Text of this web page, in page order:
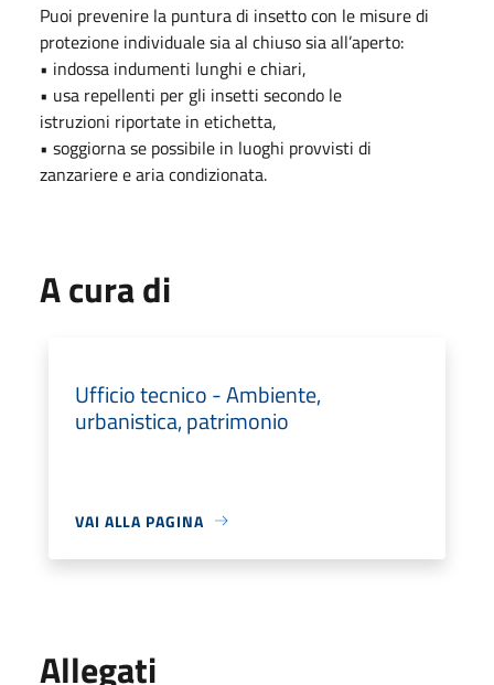
Puoi prevenire la puntura di insetto con le misure di
protezione individuale sia al chiuso sia all’aperto:
• indossa indumenti lunghi e chiari,
• usa repellenti per gli insetti secondo le
istruzioni riportate in etichetta,
• soggiorna se possibile in luoghi provvisti di
zanzariere e aria condizionata.
A cura di
Ufficio tecnico - Ambiente,
urbanistica, patrimonio
VAI ALLA PAGINA
Allegati